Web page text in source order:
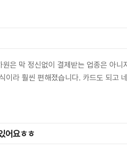
은 막 정신없이 결제받는 업종은 아
라 훨씬 편해졌습니다. 카드도 되고
어요ㅎㅎ